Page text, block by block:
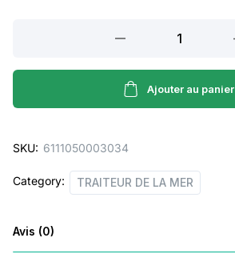
STRASBOURG
quantity
Ajouter au panier
SKU: 6111050003034
Category: TRAITEUR DE LA MER
Avis (0)